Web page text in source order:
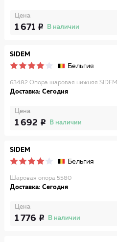
Цена
1 671 В наличии
SIDEM
Бельгия
63482 Опора шаровая нижняя SIDEM
Доставка: Сегодня
Цена
1 692 В наличии
SIDEM
Бельгия
Шаровая опора 5580
Доставка: Сегодня
Цена
1 776 В наличии